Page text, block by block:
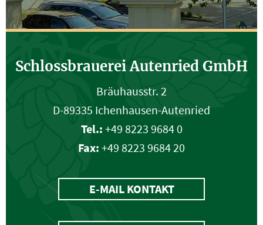
E-MAIL KONTAKT
Schlossbrauerei Autenried GmbH
Bräuhausstr. 2
D-89335 Ichenhausen-Autenried
Tel.: +49 8223 9684 0
Fax: +49 8223 9684 20